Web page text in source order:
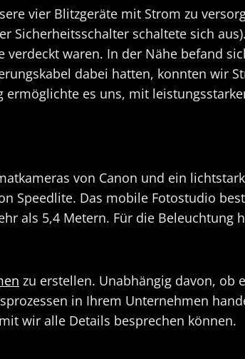
vier Blitzgeräte mit Strom zu
Sicherheitsschalter schaltete sich
waren. In der Nähe befand
dabei hatten, konnten wir
es uns, mit
von Canon und ein
Speedlite. Das mobile Fotostudio
als 5,4 Metern. Für die Beleuchtung
zu erstellen. Unabhängig davon, ob
in Ihrem Unternehmen
wir alle Details besprechen können.